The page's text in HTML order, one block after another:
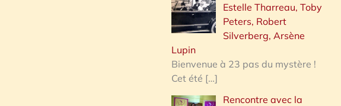
Estelle Tharreau, Toby
Peters, Robert
Silverberg, Arsène
Lupin
Bienvenue à 23 pas du mystère !
Cet été […]
Rencontre avec la